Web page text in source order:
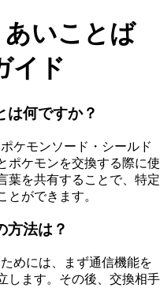
あいことば
イド
は何ですか？
ケモンソード・シールド
ポケモンを交換する際に使
葉を共有することで、特定
ができます。
方法は？
めには、まず通信機能を
します。その後、交換相手